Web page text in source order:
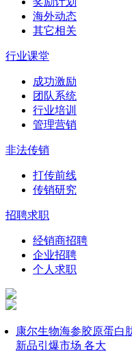
海外动态
其它相关
行业课堂
成功激励
团队系统
行业培训
管理营销
非法传销
打传前线
传销研究
招聘求职
经销商招聘
企业招聘
个人求职
康尔生物海参胶原蛋白
新品引爆市场 各大